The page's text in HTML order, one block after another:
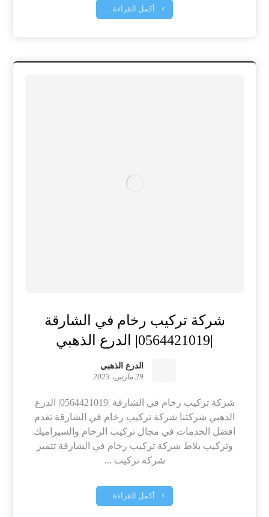
أكمل القراءة ...
شركة تركيب رخام في الشارقة
|0564421019| الدرع الذهبي
الدرع الذهبي
29 مارس، 2023
شركة تركيب رخام في الشارقة |0564421019| الدرع
الذهبي شركتنا شركة تركيب رخام في الشارقة تقدم
افضل الخدمات في مجال تركيب الرخام والسيراميك
وتركيب بلاط شركة تركيب رخام في الشارقة تتميز
شركة تركيب ...
أكمل القراءة ...